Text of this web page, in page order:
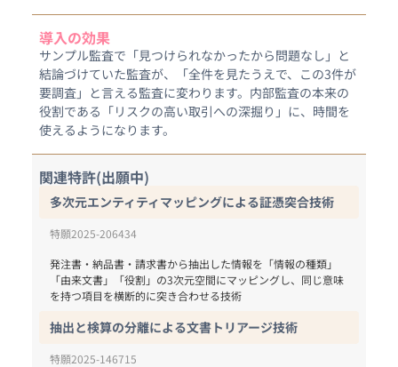
導入の効果
サンプル監査で「見つけられなかったから問題なし」と
結論づけていた監査が、「全件を見たうえで、この3件が
要調査」と言える監査に変わります。内部監査の本来の
役割である「リスクの高い取引への深掘り」に、時間を
使えるようになります。
関連特許(出願中)
多次元エンティティマッピングによる証憑突合技術
特願2025-206434
発注書・納品書・請求書から抽出した情報を「情報の種類」
「由来文書」「役割」の3次元空間にマッピングし、同じ意味
を持つ項目を横断的に突き合わせる技術
抽出と検算の分離による文書トリアージ技術
特願2025-146715